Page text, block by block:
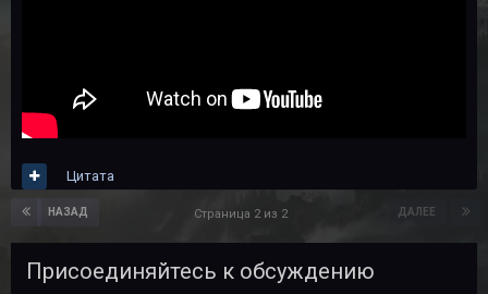
Цитата
НАЗАД ДАЛЕЕ
Страница 2 из 2
Присоединяйтесь к обсуждению